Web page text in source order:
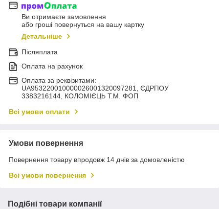
Ви отримаєте замовлення
або гроші повернуться на вашу картку
Детальніше
Післяплата
Оплата на рахунок
Оплата за реквізитами:
UA953220010000026001320097281, ЄДРПОУ
3383216144, КОЛОМIЄЦЬ Т.М. ФОП
Всі умови оплати
Умови повернення
Повернення товару впродовж 14 днів за домовленістю
Всі умови повернення
Подібні товари компанії